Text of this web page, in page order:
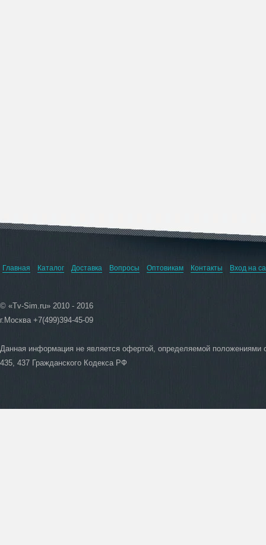
Главная Каталог Доставка Вопросы Оптовикам Контакты Вход на
© «Tv-Sim.ru» 2010 - 2016
г.Москва +7(499)394-45-09
Данная информация не является офертой, определяемой положениями
435, 437 Гражданского Кодекса РФ